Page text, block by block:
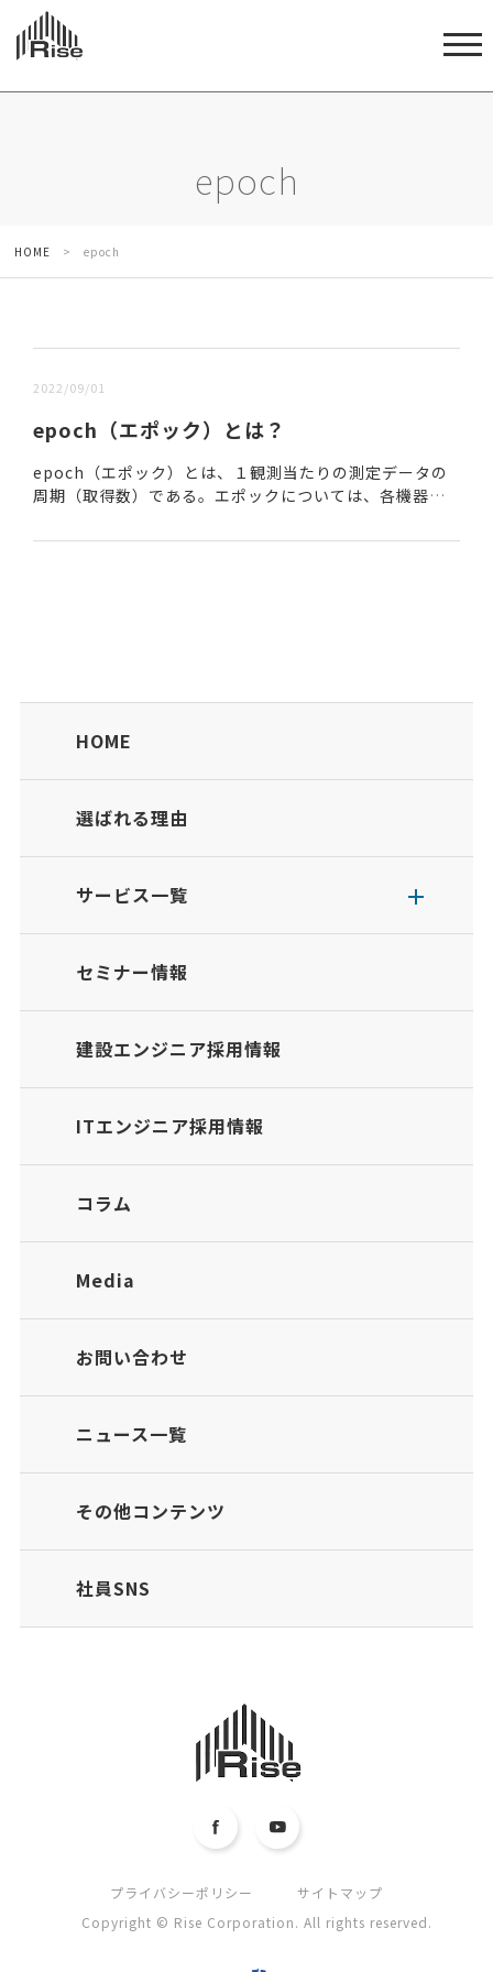
epoch
HOME > epoch
2022/09/01
epoch（エポック）とは？
epoch（エポック）とは、１観測当たりの測定データの
周期（取得数）である。エポックについては、各機器
星から同時に受信する1回の信号を1エポックとして...
HOME
選ばれる理由
サービス一覧
セミナー情報
建設エンジニア採用情報
ITエンジニア採用情報
コラム
Media
お問い合わせ
ニュース一覧
その他コンテンツ
社員SNS
プライバシーポリシー
サイトマップ
Copyright © Rise Corporation. All rights reserved.